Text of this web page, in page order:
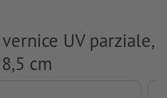
UV parziale,
cm